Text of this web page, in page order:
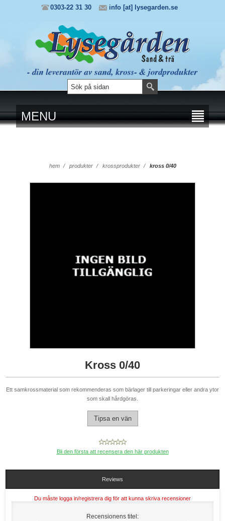
0303-22 31 30 info [at] lysegarden.se
MENU
hem / produkter / krossprodukter / kross 0/40
Kross 0/40
Ett samkrossmaterial som rekommenderas som bärlager till parkeringar eller andra ytor
som skall hårdgöras.
Bli den första att recensera den här produkten
Reviews
Du måste logga in/registrera dig för att kunna skriva recensioner
Recensionens titel: